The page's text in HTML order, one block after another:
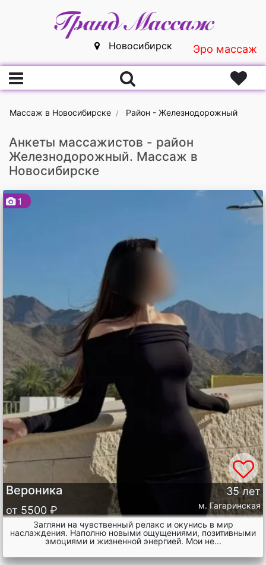
Новосибирск Эро массаж
Регистрация
Массажисты
Массажные салоны
Массаж в Новосибирске Район - Железнодорожный
Анкеты массажистов - район
Железнодорожный. Массаж в
Новосибирске
1
Вероника
от 5500 ₽
35 лет
м. Гагаринская
Загляни на чувственный релакс и окунись в мир
наслаждения. Наполню новыми ощущениями, позитивными
эмоциями и жизненной энергией. Мои не...